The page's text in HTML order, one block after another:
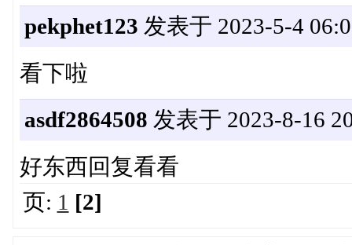
pekphet123 发表于 2023-5-4
看下啦
asdf2864508 发表于 2023-8-16
好东西回复看看
页: 1 [2]